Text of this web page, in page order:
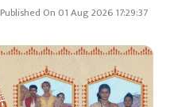
Published On 01 Aug 2026 17:29:37